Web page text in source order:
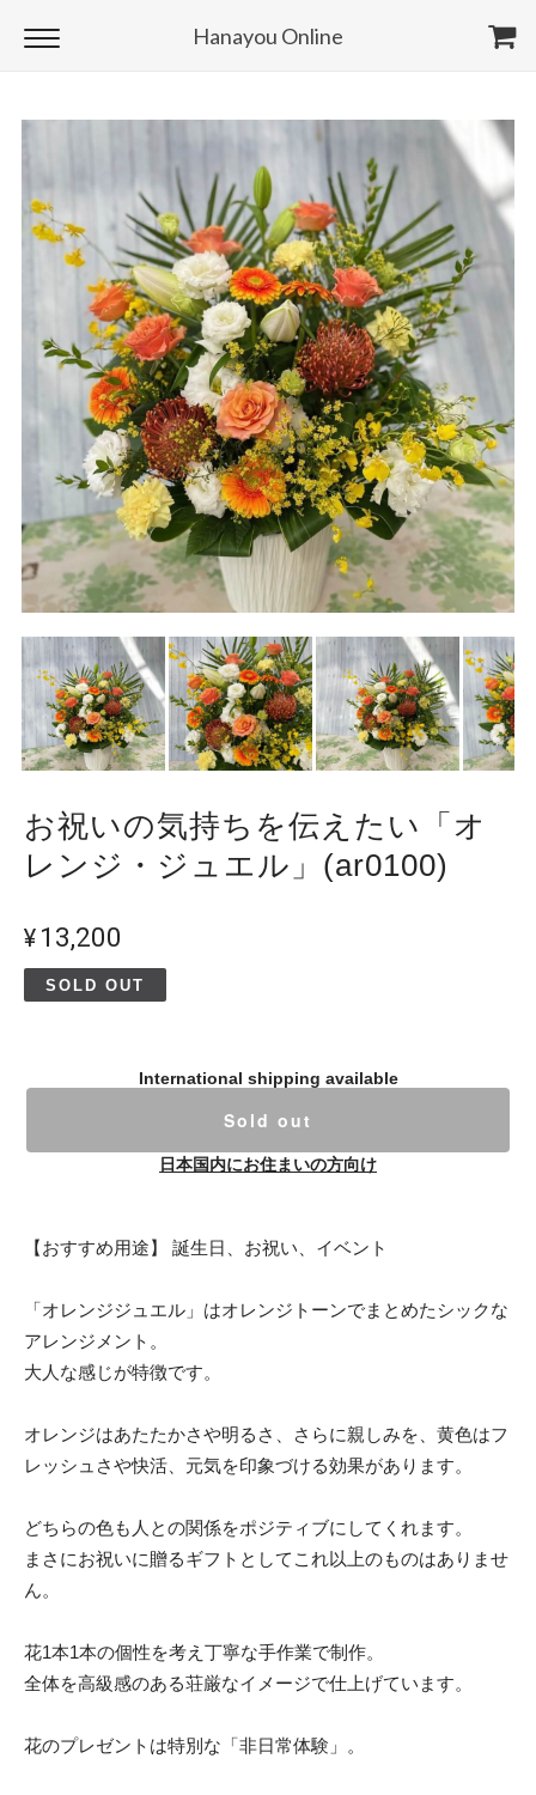
Hanayou Online
お祝いの気持ちを伝えたい「オ
レンジ・ジュエル」(ar0100)
¥13,200
SOLD OUT
International shipping available
Sold out
日本国内にお住まいの方向け
【おすすめ用途】 誕生日、お祝い、イベント
「オレンジジュエル」はオレンジトーンでまとめたシックな
アレンジメント。
大人な感じが特徴です。
オレンジはあたたかさや明るさ、さらに親しみを、黄色はフ
レッシュさや快活、元気を印象づける効果があります。
どちらの色も人との関係をポジティブにしてくれます。
まさにお祝いに贈るギフトとしてこれ以上のものはありませ
ん。
花1本1本の個性を考え丁寧な手作業で制作。
全体を高級感のある荘厳なイメージで仕上げています。
花のプレゼントは特別な「非日常体験」。